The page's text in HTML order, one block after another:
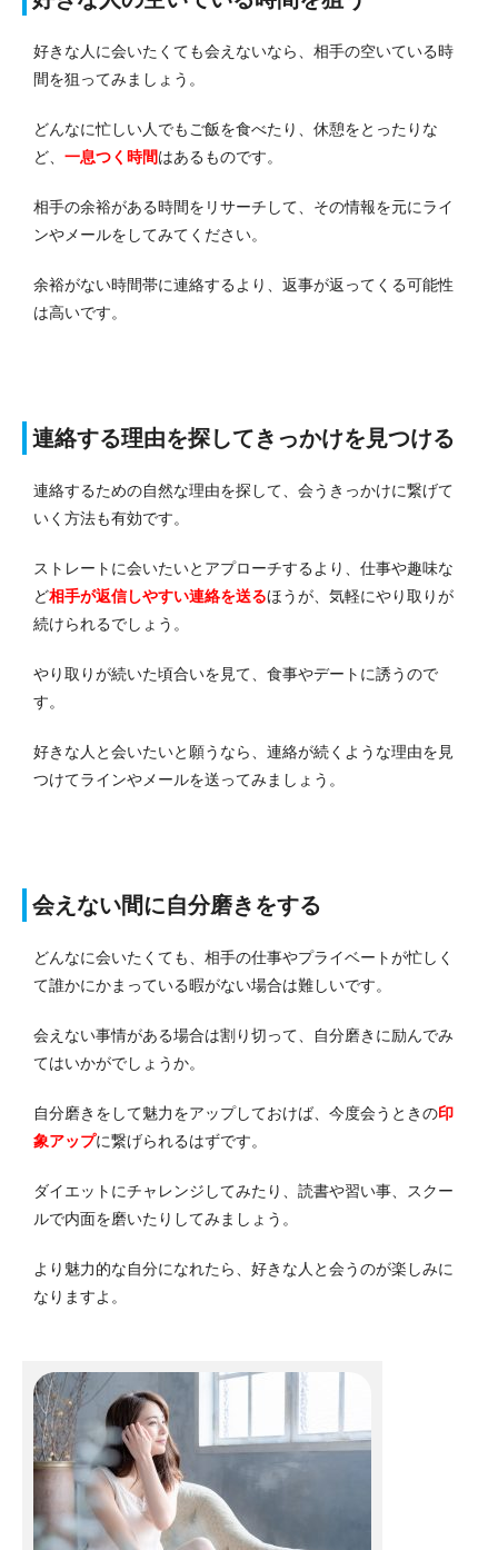
好きな人に会いたくても会えないなら、相手の空いている時
間を狙ってみましょう。
どんなに忙しい人でもご飯を食べたり、休憩をとったりな
ど、 一息つく時間はあるものです。
相手の余裕がある時間をリサーチして、その情報を元にライ
ンやメールをしてみてください。
余裕がない時間帯に連絡するより、返事が返ってくる可能性
は高いです。
連絡する理由を探してきっかけを見つける
連絡するための自然な理由を探して、会うきっかけに繋げて
いく方法も有効です。
ストレートに会いたいとアプローチするより、仕事や趣味な
ど相手が返信しやすい連絡を送るほうが、気軽にやり取りが
続けられるでしょう。
やり取りが続いた頃合いを見て、食事やデートに誘うので
す。
好きな人と会いたいと願うなら、連絡が続くような理由を見
つけてラインやメールを送ってみましょう。
会えない間に自分磨きをする
どんなに会いたくても、相手の仕事やプライベートが忙しく
て誰かにかまっている暇がない場合は難しいです。
会えない事情がある場合は割り切って、自分磨きに励んでみ
てはいかがでしょうか。
自分磨きをして魅力をアップしておけば、今度会うときの印
象アップに繋げられるはずです。
ダイエットにチャレンジしてみたり、読書や習い事、スクー
ルで内面を磨いたりしてみましょう。
より魅力的な自分になれたら、好きな人と会うのが楽しみに
なりますよ。